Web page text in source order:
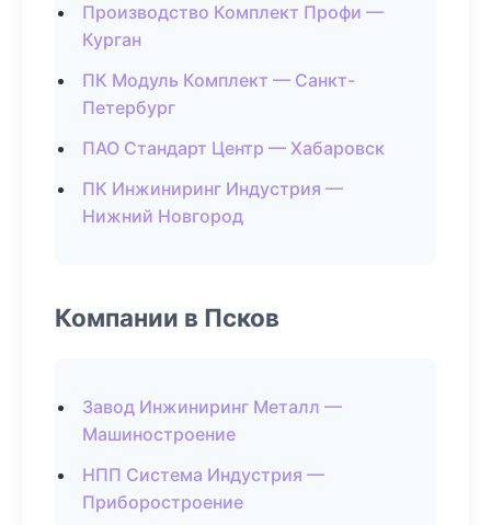
Производство Комплект Профи —
Курган
ПК Модуль Комплект — Санкт-
Петербург
ПАО Стандарт Центр — Хабаровск
ПК Инжиниринг Индустрия —
Нижний Новгород
Компании в Псков
Завод Инжиниринг Металл —
Машиностроение
НПП Система Индустрия —
Приборостроение